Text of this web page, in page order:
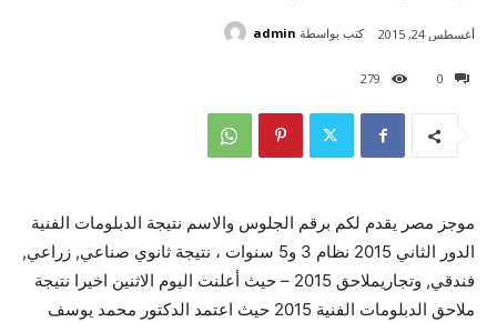
0
279
أغسطس 24, 2015 كتب بواسطة admin
موجز مصر يقدم لكم برقم الجلوس والاسم نتيجة الدبلومات الفنية
الدور الثاني 2015 نظام 3 و5 سنوات ، نتيجة ثانوي صناعي, زراعي,
فندقي, وتجاريملاحق 2015 – حيث أعلنت اليوم الاثنين اخيرا نتيجة
ملاحق الدبلومات الفنية 2015 حيث اعتمد الدكتور محمد يوسف